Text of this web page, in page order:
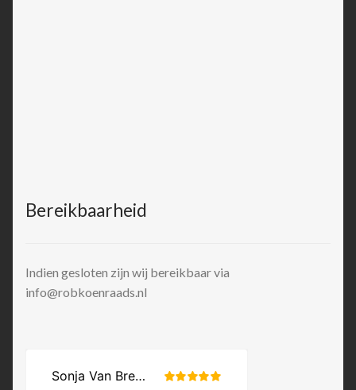
Bereikbaarheid
Indien gesloten zijn wij bereikbaar via
info@robkoenraads.nl